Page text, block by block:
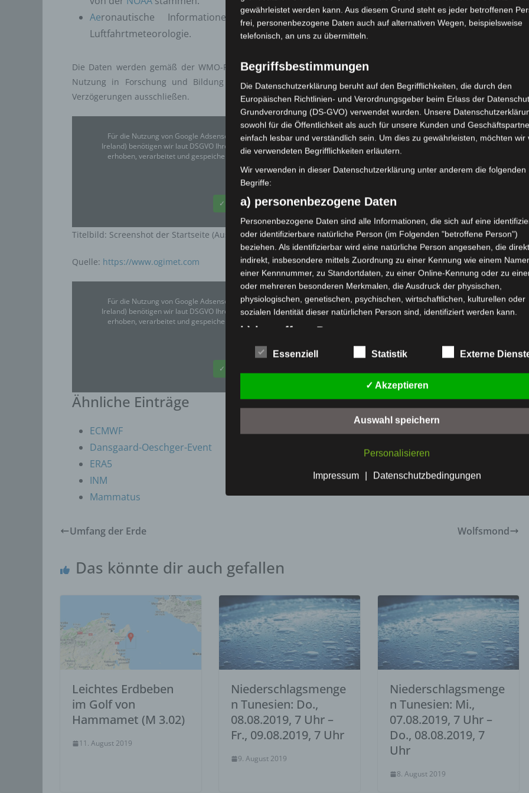
Aeronautische Informationen: Spezielle Informationen und Formulare für die
Luftfahrtmeteorologie.
Die Daten werden gemäß der WMO-Resolution 40 ausgetauscht und sind für die freie, uneingeschränkte
Nutzung in Forschung und Bildung vorgesehen, wobei die Autoren jegliche Haftung für Fehler oder
Verzögerungen ausschließen.
Für die Nutzung von Google Adsense (Google Ireland Limited, Gordon House, Barrow Street, Dublin, D04 E5W5,
Ireland) benötigen wir laut DSGVO Ihre Zustimmung. Es werden seitens Google Adsense personenbezogene Daten
erhoben, verarbeitet und gespeichert. Welche Daten genau entnehmen Sie bitte den Datenschutzbedingungen.
Google Adsense
✓ Erlauben Datenschutzbedingungen
Titelbild: Screenshot der Startseite (Ausschnitt), gespeichert am 22. November 2025
Quelle: https://www.ogimet.com
Für die Nutzung von Google Adsense (Google Ireland Limited, Gordon House, Barrow Street, Dublin, D04 E5W5,
Ireland) benötigen wir laut DSGVO Ihre Zustimmung. Es werden seitens Google Adsense personenbezogene Daten
erhoben, verarbeitet und gespeichert. Welche Daten genau entnehmen Sie bitte den Datenschutzbedingungen.
✓ Erlauben
Ähnliche Einträge
ECMWF
Dansgaard-Oeschger-Event
ERA5
INM
Mammatus
Umfang der Erde Wolfsmond
Das könnte dir auch gefallen
Leichtes Erdbeben
im Golf von
Hammamet (M 3.02)
11. August 2019
Niederschlagsmenge
n Tunesien: Do.,
08.08.2019, 7 Uhr –
Fr., 09.08.2019, 7 Uhr
9. August 2019
Niederschlagsmenge
n Tunesien: Mi.,
07.08.2019, 7 Uhr –
Do., 08.08.2019, 7
Uhr
8. August 2019
gewährleistet werden kann. Aus diesem Grund steht es jeder betroffenen
frei, personenbezogene Daten auch auf alternativen Wegen, beispielsweise
telefonisch, an uns zu übermitteln.
Begriffsbestimmungen
Die Datenschutzerklärung beruht auf den Begrifflichkeiten, die durch den
Europäischen Richtlinien- und Verordnungsgeber beim Erlass der
Grundverordnung (DS-GVO) verwendet wurden. Unsere
sowohl für die Öffentlichkeit als auch für unsere Kunden und
einfach lesbar und verständlich sein. Um dies zu gewährleisten, möchten wir
die verwendeten Begrifflichkeiten erläutern.
Wir verwenden in dieser Datenschutzerklärung unter anderem die folgenden
Begriffe:
a) personenbezogene Daten
Personenbezogene Daten sind alle Informationen, die sich auf eine
oder identifizierbare natürliche Person (im Folgenden "betroffene Person")
beziehen. Als identifizierbar wird eine natürliche Person angesehen, die
indirekt, insbesondere mittels Zuordnung zu einer Kennung wie einem
einer Kennnummer, zu Standortdaten, zu einer Online-Kennung oder zu
oder mehreren besonderen Merkmalen, die Ausdruck der physischen,
physiologischen, genetischen, psychischen, wirtschaftlichen, kulturellen oder
sozialen Identität dieser natürlichen Person sind, identifiziert werden kann.
b) betroffene Person
Betroffene Person ist jede identifizierte oder identifizierbare natürliche
verarbeitet werden.
Verarbeitung ist jeder mit oder ohne Hilfe automatisierter Verfahren
Vorgang oder jede solche Vorgangsreihe im Zusammenhang mit
Ordnen, die Speicherung, die Anpassung oder Veränderung, das Auslesen,
eine andere Form der Bereitstellung, den Abgleich oder die Verknüpfung, die
Einschränkung der Verarbeitung ist die Markierung gespeicherter
e) Profiling
Profiling ist jede Art der automatisierten Verarbeitung personenbezogener
die darin besteht, dass diese personenbezogenen Daten verwendet werden,
bestimmte persönliche Aspekte, die sich auf eine natürliche Person beziehen,
bewerten, insbesondere, um Aspekte bezüglich Arbeitsleistung, wirtschaftlicher
Lage, Gesundheit, persönlicher Vorlieben, Interessen, Zuverlässigkeit,
Aufenthaltsort oder Ortswechsel dieser natürlichen Person zu analysieren oder
vorherzusagen.
f) Pseudonymisierung
Pseudonymisierung ist die Verarbeitung personenbezogener Daten in einer
auf welche die personenbezogenen Daten ohne Hinzuziehung zusätzlicher
Informationen nicht mehr einer spezifischen betroffenen Person zugeordnet
können, sofern diese zusätzlichen Informationen gesondert aufbewahrt
technischen und organisatorischen Maßnahmen unterliegen, die
dass die personenbezogenen Daten nicht einer identifizierten oder
Essenziell Statistik Externe
✓ Akzeptieren
Auswahl speichern
Personalisieren
Impressum | Datenschutzbedingungen